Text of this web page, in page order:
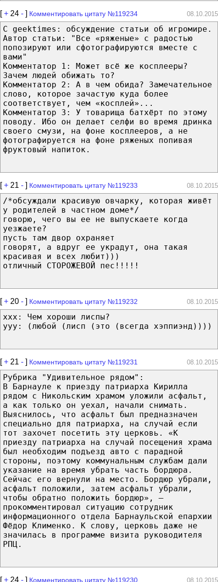
[+ 24 - ] Комментировать цитату №119234 08.10.2015
С geektimes: обсуждение статьи об игромире.
Автор статьи: "Все «ряженые» с радостью
попозируют или сфотографируются вместе с
вами"
Комментатор 1: Может всё же косплееры?
Зачем людей обижать то?
Комментатор 2: А в чем обида? Замечательное
слово, которое зачастую куда более
соответствует, чем «косплей»...
Комментатор 3: У товарища батхёрт по этому
поводу. Ибо он делает селфи во время дринка
своего смузи, на фоне косплееров, а не
фотографируется на фоне ряженых попивая
фруктовый напиток.
[+ 21 - ] Комментировать цитату №119233 08.10.2015
/*обсуждали красивую овчарку, которая живёт
у родителей в частном доме*/
говорю, чего вы ее не выпускаете когда
уезжаете?
пусть там двор охраняет
говорят, а вдруг ее украдут, она такая
красивая и всех любит)))
отличный СТОРОЖЕВОЙ пес!!!!!
[+ 20 - ] Комментировать цитату №119232 08.10.2015
xxx: Чем хороши лиспы?
yyy: (любой (лисп (это (всегда хэппиэнд))))
[+ 21 - ] Комментировать цитату №119231 08.10.2015
Рубрика "Удивительное рядом":
В Барнауле к приезду патриарха Кирилла
рядом с Никольским храмом уложили асфальт,
а как только он уехал, начали снимать.
Выяснилось, что асфальт был предназначен
специально для патриарха, на случай если
тот захочет посетить эту церковь. «К
приезду патриарха на случай посещения храма
был необходим подъезд авто с парадной
стороны, поэтому коммунальным службам дали
указание на время убрать часть бордюра.
Сейчас его вернули на место. Бордюр убрали,
асфальт положили, затем асфальт убрали,
чтобы обратно положить бордюр», —
прокомментировал ситуацию сотрудник
информационного отдела Барнаульской епархии
Фёдор Клименко. К слову, церковь даже не
значилась в программе визита руководителя
РПЦ.
[+ 24 - ] Комментировать цитату №119230 08.10.2015